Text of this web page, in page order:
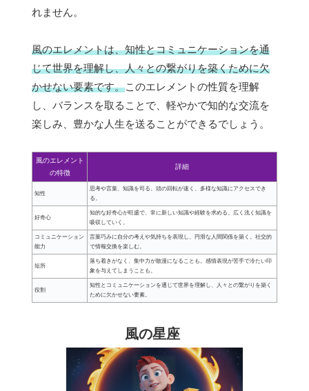
れません。
風のエレメントは、知性とコミュニケーションを通
じて世界を理解し、人々との繋がりを築くために欠
かせない要素です。このエレメントの性質を理解
し、バランスを取ることで、軽やかで知的な交流を
楽しみ、豊かな人生を送ることができるでしょう。
風のエレメント
の特徴
詳細
知性
思考や言葉、知識を司る。頭の回転が速く、多様な知識にアクセスでき
る。
好奇心
知的な好奇心が旺盛で、常に新しい知識や経験を求める。広く浅く知識を
吸収していく。
コミュニケーション
能力
言葉巧みに自分の考えや気持ちを表現し、円滑な人間関係を築く。社交的
で情報交換を楽しむ。
短所
落ち着きがなく、集中力が散漫になることも。感情表現が苦手で冷たい印
象を与えてしまうことも。
役割
知性とコミュニケーションを通じて世界を理解し、人々との繋がりを築く
ために欠かせない要素。
風の星座